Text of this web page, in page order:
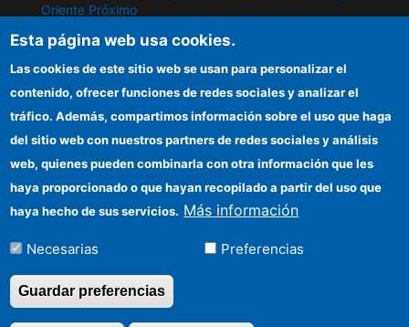
Oriente Próximo
Instituto de Políticas y Bienes Públicos
IPP
Sede electrónica CSIC
Información para proveedores
Organismos financiadores
Cómo llegar
Esta página web usa cookies.
Las cookies de este sitio web se usan para personalizar el
contenido, ofrecer funciones de redes sociales y analizar el
tráfico. Además, compartimos información sobre el uso que haga
del sitio web con nuestros partners de redes sociales y análisis
web, quienes pueden combinarla con otra información que les
haya proporcionado o que hayan recopilado a partir del uso que
haya hecho de sus servicios. Más información
Necesarias Preferencias
Guardar preferencias